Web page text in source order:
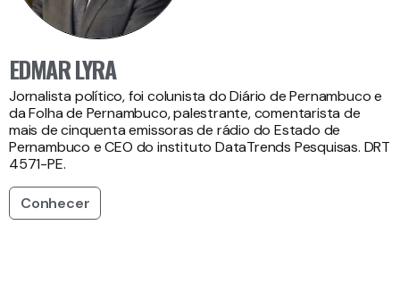
EDMAR LYRA
Jornalista político, foi colunista do Diário de Pernambuco e
da Folha de Pernambuco, palestrante, comentarista de
mais de cinquenta emissoras de rádio do Estado de
Pernambuco e CEO do instituto DataTrends Pesquisas. DRT
4571-PE.
Conhecer